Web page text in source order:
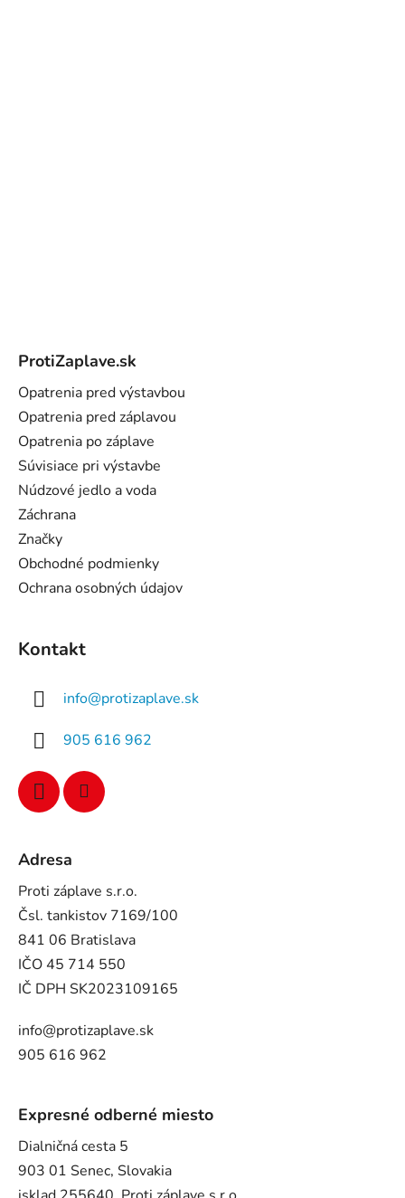
ProtiZaplave.sk
Opatrenia pred výstavbou
Opatrenia pred záplavou
Opatrenia po záplave
Súvisiace pri výstavbe
Núdzové jedlo a voda
Záchrana
Značky
Obchodné podmienky
Ochrana osobných údajov
Kontakt
info@protizaplave.sk
905 616 962
Adresa
Proti záplave s.r.o.
Čsl. tankistov 7169/100
841 06 Bratislava
IČO 45 714 550
IČ DPH SK2023109165
info@protizaplave.sk
905 616 962
Expresné odberné miesto
Dialničná cesta 5
903 01 Senec, Slovakia